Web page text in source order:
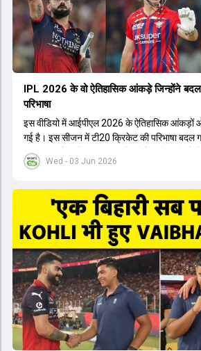
होता। यही कारण है कि RCB ने लगातार सफलता
Wed - 03 Jun 2026
IPL 2026 के वो ऐतिहासिक आंकड़े जिन्होंने
परिभाषा
इस वीडियो में आईपीएल 2026 के ऐतिहासिक आंकड़ों
गई है। इस सीजन में टी20 क्रिकेट की परिभाषा बदल
भारतीय बल्लेबाजों का स्ट्राइक रेट विदेशी खिलाड़ियों से
1426 छक्के लगे और 65 बार टीमों ने 200 से ज्यादा का
स्ट्राइक रेट के साथ मोस्ट वैल्युएबल प्लेयर का खिताब
और बेंगलुरु के प्रदर्शन के साथ-साथ लक्ष्य का पीछा
के आंकड़ों का भी विश्लेषण किया गया है।